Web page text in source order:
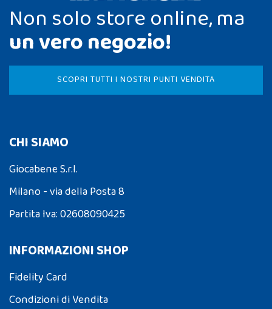
Non solo store online, ma
un vero negozio!
SCOPRI TUTTI I NOSTRI PUNTI VENDITA
CHI SIAMO
Giocabene S.r.l.
Milano - via della Posta 8
Partita Iva: 02608090425
INFORMAZIONI SHOP
Fidelity Card
Condizioni di Vendita